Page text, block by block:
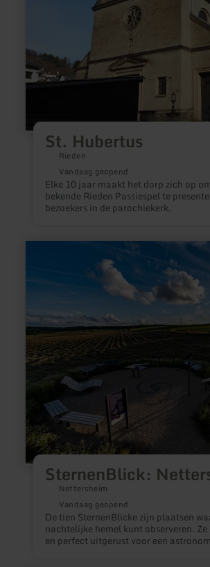
St. Hubertus
Rieden
Vandaag geopend
Elke 10 jaar maakt het dorp zich op
bekende Rieden Passiespel te
bezoekers in de parochiekerk.
SternenBlick:
Nettersheim
Vandaag geopend
De tien SternenBlicke zijn plaatsen
nachtelijke hemel kunt observeren.
en perfect uitgerust voor een
SternenBlick: